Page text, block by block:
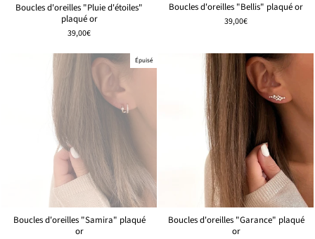
Boucles d'oreilles "Pluie d'étoiles"
plaqué or
39,00€
Boucles d'oreilles "Bellis" plaqué or
39,00€
Épuisé
Boucles d'oreilles "Samira" plaqué
or
Boucles d'oreilles "Garance" plaqué
or